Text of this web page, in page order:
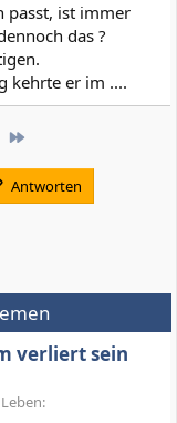
passt, ist immer
das ?
kehrte er im ....
Letzte
Antworten
verliert sein